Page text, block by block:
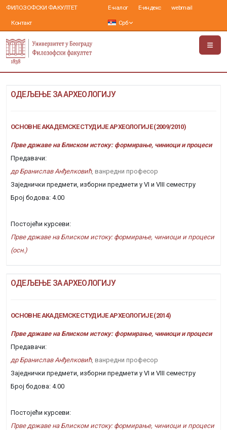
ФИЛОЗОФСКИ ФАКУЛТЕТ
Контакт
Е-налог Е-индекс webmail
Срб
ОДЕЉЕЊЕ ЗА АРХЕОЛОГИЈУ
ОСНОВНЕ АКАДЕМСКЕ СТУДИЈЕ АРХЕОЛОГИЈЕ (2009/2010)
Прве државе на Блиском истоку: формирање, чиниоци и процеси
Предавачи:
др Бранислав Анђелковић, ванредни професор
Заједнички предмети, изборни предмети у VI и VIII семестру
Број бодова: 4.00
Постојећи курсеви:
Прве државе на Блиском истоку: формирање, чиниоци и процеси
(осн.)
ОДЕЉЕЊЕ ЗА АРХЕОЛОГИЈУ
ОСНОВНЕ АКАДЕМСКЕ СТУДИЈЕ АРХЕОЛОГИЈЕ (2014)
Прве државе на Блиском истоку: формирање, чиниоци и процеси
Предавачи:
др Бранислав Анђелковић, ванредни професор
Заједнички предмети, изборни предмети у VI и VIII семестру
Број бодова: 4.00
Постојећи курсеви:
Прве државе на Блиском истоку: формирање, чиниоци и процеси